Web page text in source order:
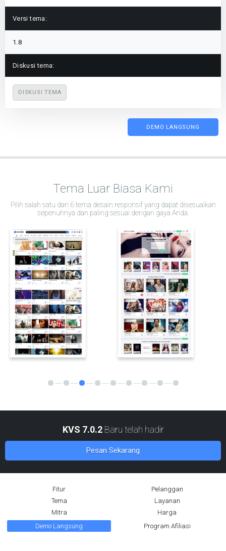
Versi tema:
1.8
Diskusi tema:
DISKUSI TEMA
DEMO LANGSUNG
Tema Luar Biasa Kami
Pilih salah satu dari 6 tema desain responsif yang dapat disesuaikan
sepenuhnya dan paling sesuai dengan gaya Anda.
KVS 7.0.2Baru telah hadir
Pesan Sekarang
Fitur
Pelanggan
Tema
Layanan
Mitra
Harga
Demo Langsung
Program Afiliasi